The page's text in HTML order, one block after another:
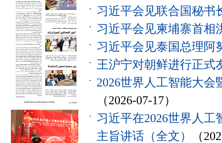
习近平会见联合国秘书
习近平会见柬埔寨首相
习近平会见泰国总理阿
王沪宁对朝鲜进行正式
2026世界人工智能大
（2026-07-17）
习近平在2026世界人
主旨讲话（全文）
（